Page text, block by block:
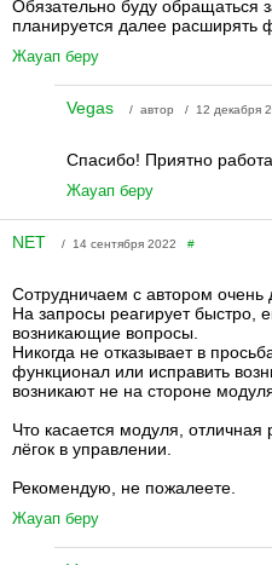
Обязательно буду обращаться
планируется далее расширять
Жауап беру
Vegas / автор / 12 декабря
Спасибо! Приятно
Жауап беру
NET / 14 сентября 2022 #
Сотрудничаем с автором очень
На запросы реагирует быстро,
возникающие вопросы.
Никогда не отказывает в
функционал или исправить
возникают не на стороне
Что касается модуля, отличная
лёгок в управлении.
Рекомендую, не пожалеете.
Жауап беру